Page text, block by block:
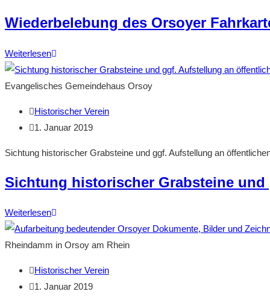
Wiederbelebung des Orsoyer
WeiterlesenWiederbelebung
des
Orsoyer
Evangelisches Gemeindehaus Orsoy
Beitrags-
Autor:
Historischer Verein
Beitrag
1. Januar 2019
Sichtung historischer Grabsteine und ggf. Aufstellung an
Sichtung historischer Grabsteine
WeiterlesenSichtung
historischer
Grabsteine
ggf.
Aufstellung
Rheindamm in Orsoy am Rhein
Beitrags-
Autor:
Historischer Verein
Beitrag
1. Januar 2019